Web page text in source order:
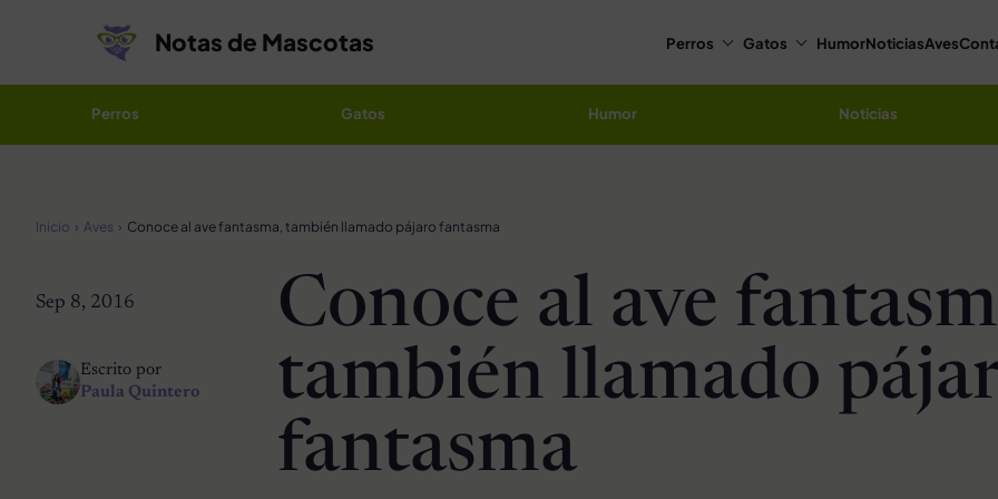
Notas de Mascotas Perros Gatos HumorNoticiasAves
Perros Gatos Humor Noticias
Inicio Aves Conoce al ave fantasma, también llamado pájaro fantasma
Sep 8, 2016
Escrito por
Paula Quintero
Conoce al ave
también llamado
fantasma